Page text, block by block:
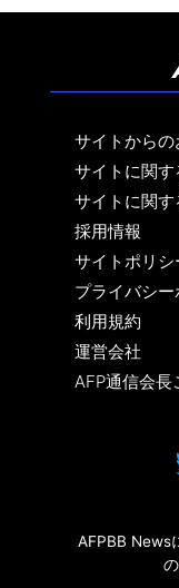
サイトから
サイトに関
サイトに関
採用情報
サイトポリシ
プライバシ
利用規約
運営会社
AFP通信会長
AFPBB News